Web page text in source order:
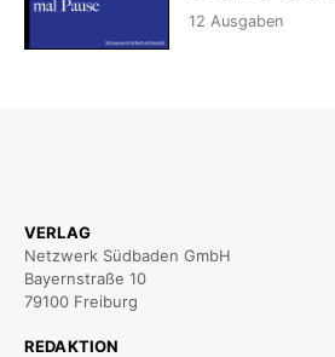
12 Ausgaben
VERLAG
Netzwerk Südbaden GmbH
Bayernstraße 10
79100 Freiburg
REDAKTION